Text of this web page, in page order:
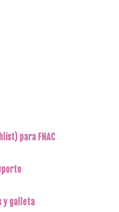
para FNAC
y galleta